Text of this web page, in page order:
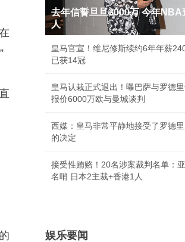
去年信誓旦旦3000万 今年NBA
人
皇马官宣！维尼修斯续约6年年薪
已获14冠
皇马认栽正式退出！曝巴萨与罗德
报价6000万欧与曼城谈判
西媒：皇马非常平静地接受了罗德
的决定
接受性贿赂！20名涉案裁判名单：
名哨 日本2主裁+香港1人
娱乐要闻